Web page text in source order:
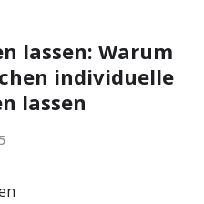
lassen: Warum
individuelle
lassen